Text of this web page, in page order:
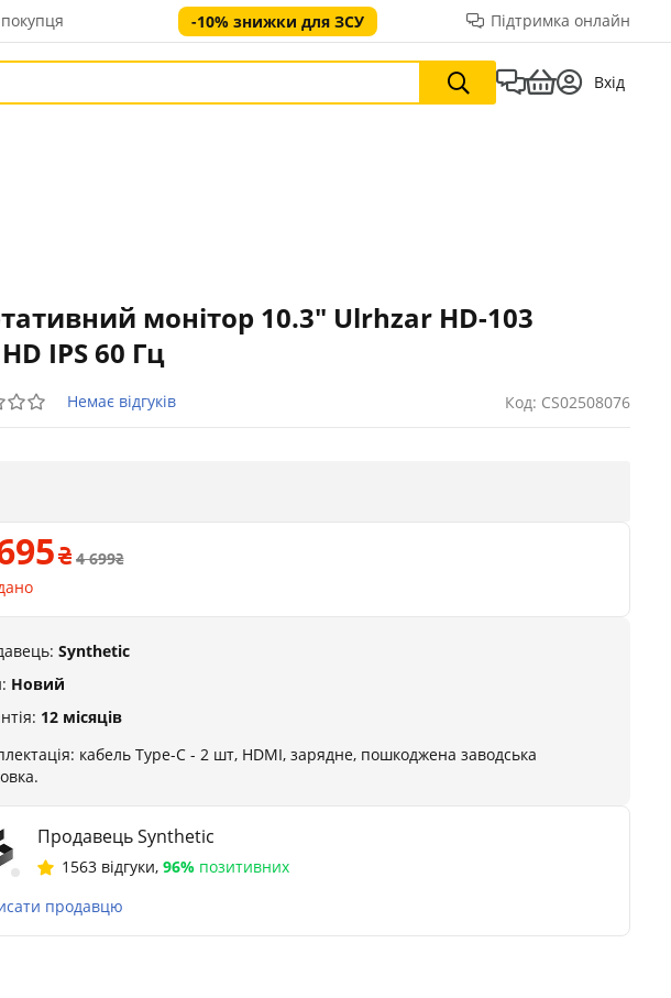
-10% знижки для ЗСУ Підтримка онлайн
Вхід
монітор 10.3" Ulrhzar HD-103
IPS 60 Гц
Немає відгуків Код: CS02508076
4 699
Synthetic
Новий
12 місяців
кабель Type-C - 2 шт, HDMI, зарядне, пошкоджена заводська
Продавець Synthetic
1563 відгуки, 96% позитивних
продавцю